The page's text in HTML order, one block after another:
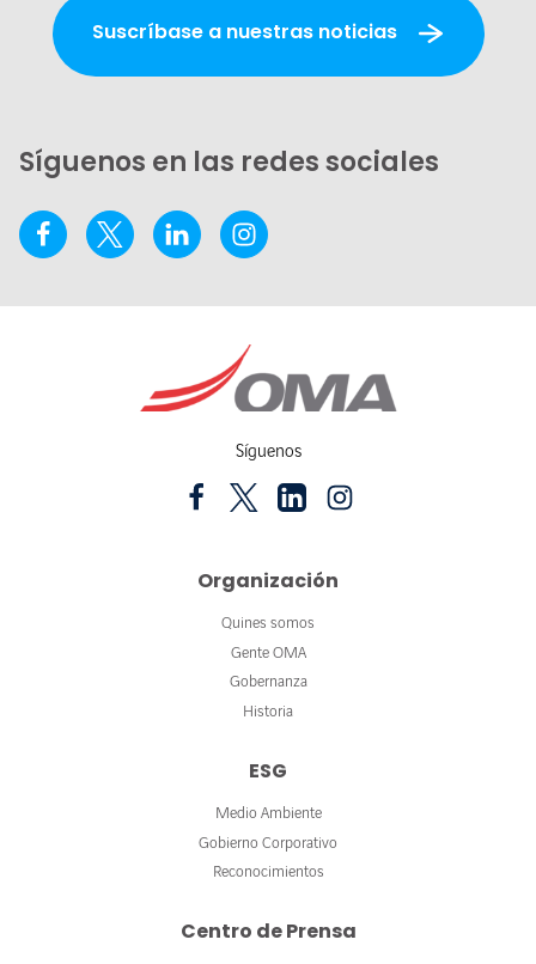
Suscríbase a nuestras noticias
Síguenos en las redes sociales
Síguenos
Organización
Quines somos
Gente OMA
Gobernanza
Historia
ESG
Medio Ambiente
Gobierno Corporativo
Reconocimientos
Centro de Prensa